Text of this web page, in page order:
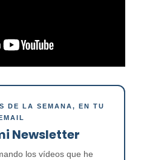
DE LA SEMANA, EN TU
EMAIL
Newsletter
los vídeos que he